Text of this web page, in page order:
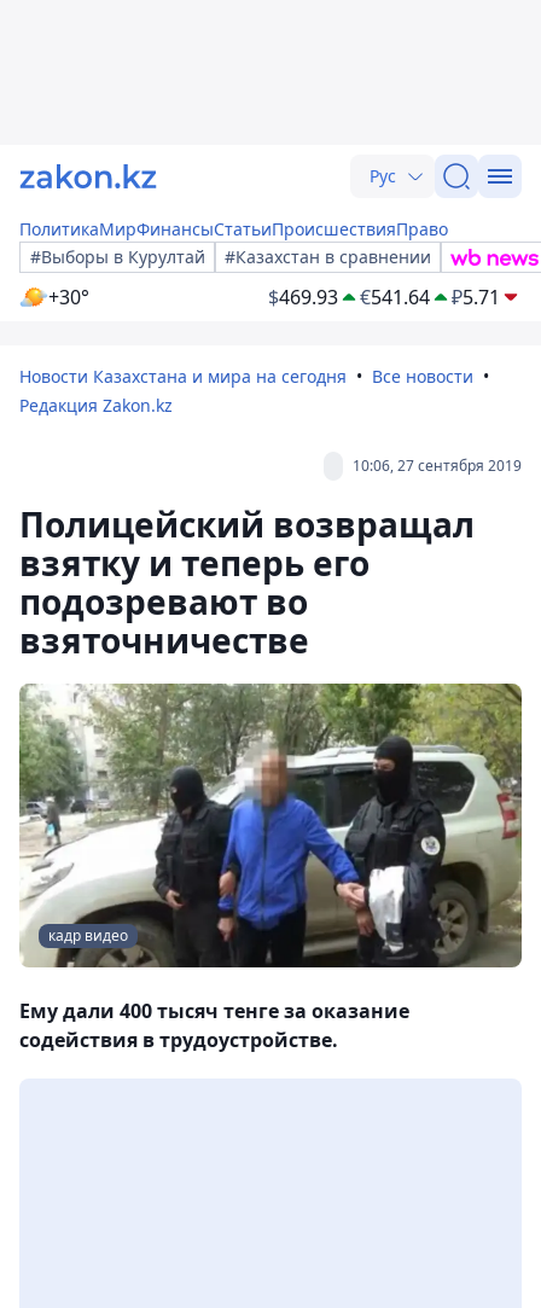
Рус
ПолитикаМирФинансыСтатьиПроисшествияПраво
#Выборы в Курултай
#Казахстан в сравнении
+30° $469.93 €541.64 ₽5.71
Новости Казахстана и мира на сегодня
Все новости
Редакция Zakon.kz
10:06, 27 сентября 2019
Полицейский возвращал
взятку и теперь его
подозревают во
взяточничестве
кадр видео
Ему дали 400 тысяч тенге за оказание
содействия в трудоустройстве.